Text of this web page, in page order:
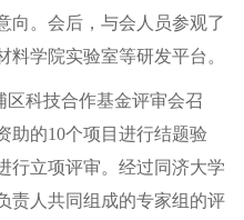
向。会后，与会人员参观了
学院实验室等研发平台。
科技合作基金评审会召
助的10个项目进行结题验
行立项评审。经过同济大学
责人共同组成的专家组的评